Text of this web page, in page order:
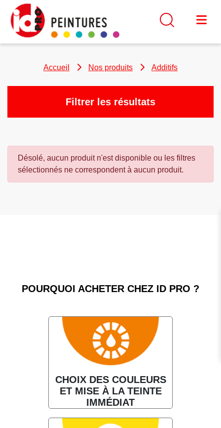
Accueil Nos produits Additifs
Filtrer les résultats
Désolé, aucun produit n'est disponible ou les filtres
sélectionnés ne correspondent à aucun produit.
POURQUOI ACHETER CHEZ ID PRO ?
CHOIX DES COULEURS
ET MISE À LA TEINTE
IMMÉDIAT